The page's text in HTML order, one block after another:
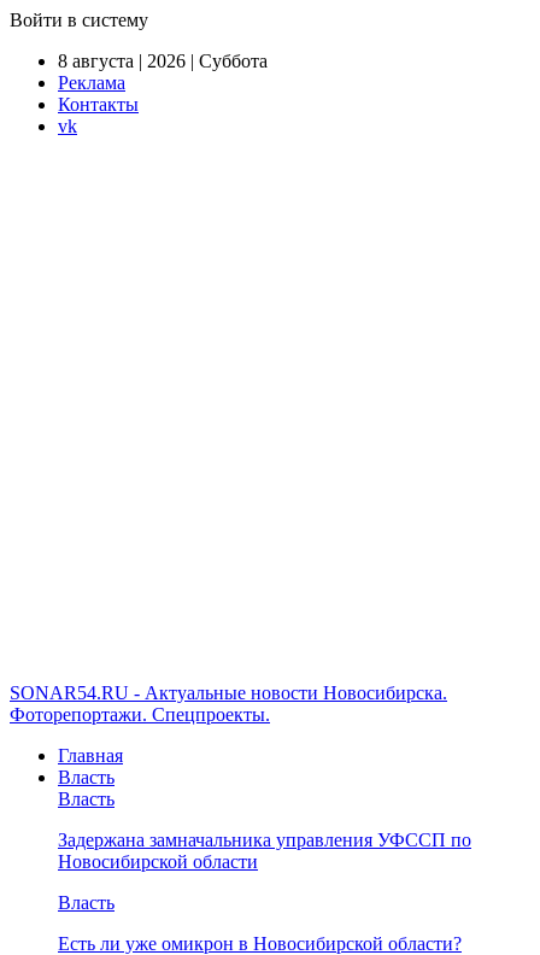
Войти в систему
8 августа | 2026 | Суббота
Реклама
Контакты
vk
SONAR54.RU - Актуальные новости Новосибирска.
Фоторепортажи. Спецпроекты.
Главная
Власть
Власть
Задержана замначальника управления УФССП по
Новосибирской области
Власть
Есть ли уже омикрон в Новосибирской области?